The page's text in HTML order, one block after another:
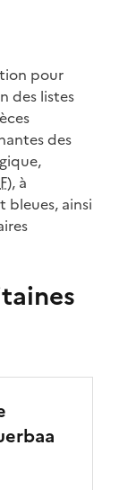
pour
des listes
des
), à
bleues, ainsi